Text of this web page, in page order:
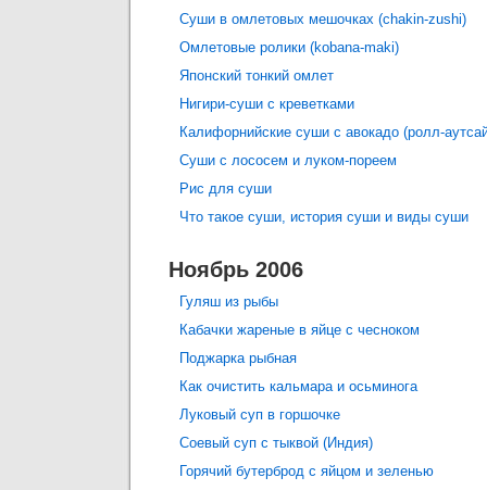
Суши в омлетовых мешочках (chakin-zushi)
Омлетовые ролики (kobana-maki)
Японский тонкий омлет
Нигири-суши с креветками
Калифорнийские суши с авокадо (ролл-
Суши с лососем и луком-пореем
Рис для суши
Что такое суши, история суши и виды суши
Ноябрь 2006
Гуляш из рыбы
Кабачки жареные в яйце с чесноком
Поджарка рыбная
Как очистить кальмара и осьминога
Луковый суп в горшочке
Соевый суп с тыквой (Индия)
Горячий бутерброд с яйцом и зеленью